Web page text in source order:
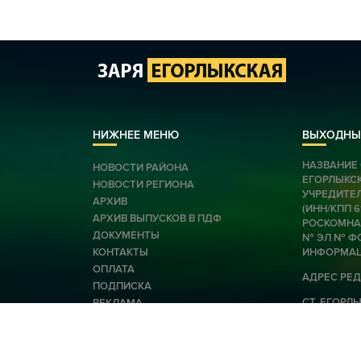
НИЖНЕЕ МЕНЮ
НОВОСТИ РАЙОНА
НОВОСТИ РЕГИОНА
АРХИВ
АРХИВ ВЫПУСКОВ В ПДФ
ДОКУМЕНТЫ
КОНТАКТЫ
ОПЛАТА
ПОДПИСКА
РЕКЛАМА
НАЗВАНИЕ
(ИНН/КПП
№ ЭЛ № ФС
АДРЕС
СТ.